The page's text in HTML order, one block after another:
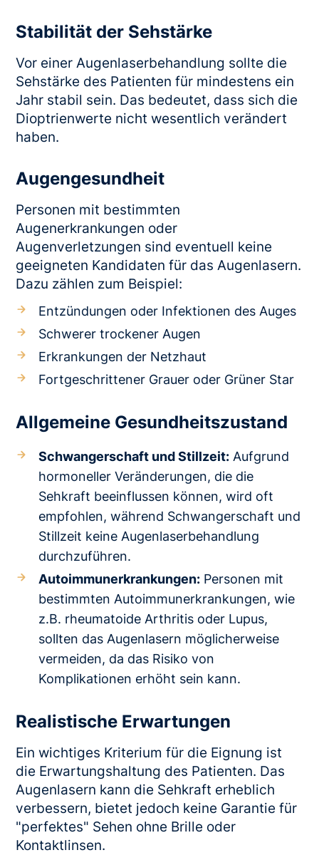
Stabilität der Sehstärke
Vor einer Augenlaserbehandlung sollte die
Sehstärke des Patienten für mindestens ein
Jahr stabil sein. Das bedeutet, dass sich die
Dioptrienwerte nicht wesentlich verändert
haben.
Augengesundheit
Personen mit bestimmten
Augenerkrankungen oder
Augenverletzungen sind eventuell keine
geeigneten Kandidaten für das Augenlasern.
Dazu zählen zum Beispiel:
Entzündungen oder Infektionen des Auges
Schwerer trockener Augen
Erkrankungen der Netzhaut
Fortgeschrittener Grauer oder Grüner Star
Allgemeine Gesundheitszustand
Schwangerschaft und Stillzeit: Aufgrund
hormoneller Veränderungen, die die
Sehkraft beeinflussen können, wird oft
empfohlen, während Schwangerschaft und
Stillzeit keine Augenlaserbehandlung
durchzuführen.
Autoimmunerkrankungen: Personen mit
bestimmten Autoimmunerkrankungen, wie
z.B. rheumatoide Arthritis oder Lupus,
sollten das Augenlasern möglicherweise
vermeiden, da das Risiko von
Komplikationen erhöht sein kann.
Realistische Erwartungen
Ein wichtiges Kriterium für die Eignung ist
die Erwartungshaltung des Patienten. Das
Augenlasern kann die Sehkraft erheblich
verbessern, bietet jedoch keine Garantie für
"perfektes" Sehen ohne Brille oder
Kontaktlinsen.